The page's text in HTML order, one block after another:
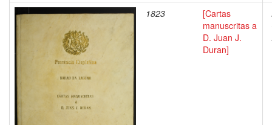
1823
[Cartas
manuscritas a
D. Juan J.
Duran]